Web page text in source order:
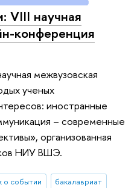
VIII научная
конференция
межвузовская
ученых
иностранные
– современные
организованная
НИУ ВШЭ.
о событии бакалавриат